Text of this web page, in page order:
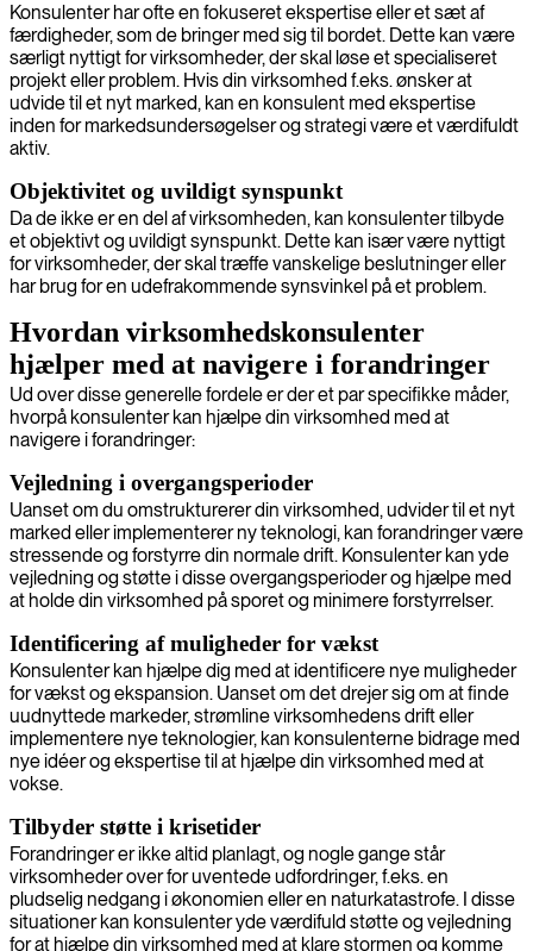
Konsulenter har ofte en fokuseret ekspertise eller et sæt af
færdigheder, som de bringer med sig til bordet. Dette kan være
særligt nyttigt for virksomheder, der skal løse et specialiseret
projekt eller problem. Hvis din virksomhed f.eks. ønsker at
udvide til et nyt marked, kan en konsulent med ekspertise
inden for markedsundersøgelser og strategi være et værdifuldt
aktiv.
Objektivitet og uvildigt synspunkt
Da de ikke er en del af virksomheden, kan konsulenter tilbyde
et objektivt og uvildigt synspunkt. Dette kan især være nyttigt
for virksomheder, der skal træffe vanskelige beslutninger eller
har brug for en udefrakommende synsvinkel på et problem.
Hvordan virksomhedskonsulenter
hjælper med at navigere i forandringer
Ud over disse generelle fordele er der et par specifikke måder,
hvorpå konsulenter kan hjælpe din virksomhed med at
navigere i forandringer:
Vejledning i overgangsperioder
Uanset om du omstrukturerer din virksomhed, udvider til et nyt
marked eller implementerer ny teknologi, kan forandringer være
stressende og forstyrre din normale drift. Konsulenter kan yde
vejledning og støtte i disse overgangsperioder og hjælpe med
at holde din virksomhed på sporet og minimere forstyrrelser.
Identificering af muligheder for vækst
Konsulenter kan hjælpe dig med at identificere nye muligheder
for vækst og ekspansion. Uanset om det drejer sig om at finde
uudnyttede markeder, strømline virksomhedens drift eller
implementere nye teknologier, kan konsulenterne bidrage med
nye idéer og ekspertise til at hjælpe din virksomhed med at
vokse.
Tilbyder støtte i krisetider
Forandringer er ikke altid planlagt, og nogle gange står
virksomheder over for uventede udfordringer, f.eks. en
pludselig nedgang i økonomien eller en naturkatastrofe. I disse
situationer kan konsulenter yde værdifuld støtte og vejledning
for at hjælpe din virksomhed med at klare stormen og komme